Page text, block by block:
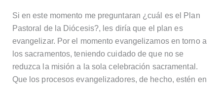
Si en este momento me preguntaran ¿cuál es el Plan
Pastoral de la Diócesis?, les diría que el plan es
evangelizar. Por el momento evangelizamos en torno a
los sacramentos, teniendo cuidado de que no se
reduzca la misión a la sola celebración sacramental.
Que los procesos evangelizadores, de hecho, estén en